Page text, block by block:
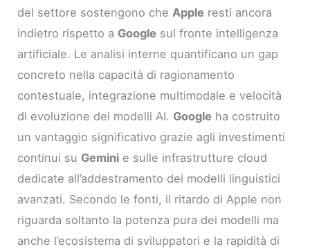
del settore sostengono cheApple resti ancora
indietro rispetto a Google sul fronte intelligenza
artificiale. Le analisi interne quantificano un gap
concreto nella capacità di ragionamento
contestuale, integrazione multimodale e velocità
di evoluzione dei modelli AI. Google ha costruito
un vantaggio significativo grazie agli investimenti
continui su Gemini e sulle infrastrutture cloud
dedicate all’addestramento dei modelli linguistici
avanzati. Secondo le fonti, il ritardo di Apple non
riguarda soltanto la potenza pura dei modelli ma
anche l’ecosistema di sviluppatori e la rapidità di